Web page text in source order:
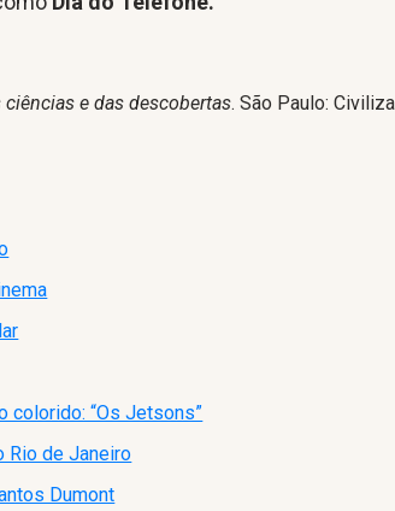
e das descobertas. São Paulo:
colorido: “Os Jetsons”
Rio de Janeiro
Dumont